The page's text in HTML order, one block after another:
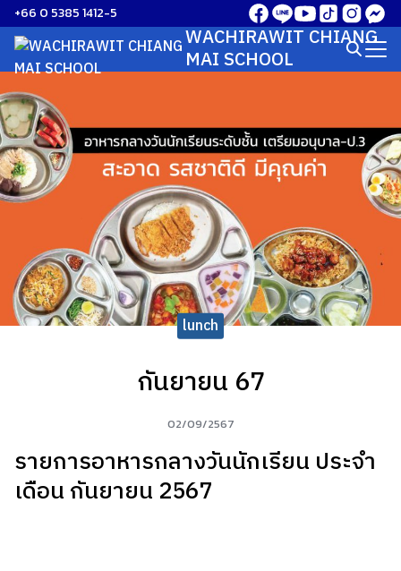
Skip
to
content
+66 0 5385 1412-5
WACHIRAWIT CHIANG
MAI SCHOOL
Search
for:
lunch
กันยายน 67
02/09/2567
รายการอาหารกลางวันนักเรียน ประจำ
เดือน กันยายน 2567